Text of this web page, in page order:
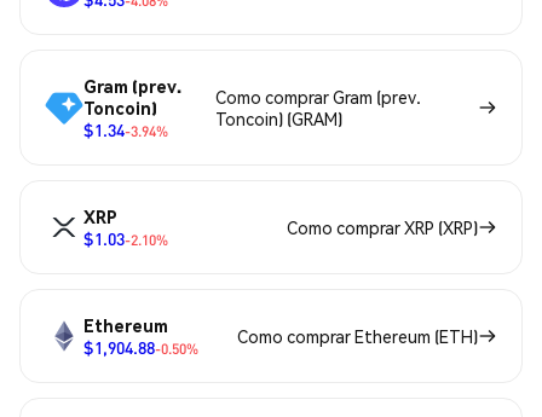
Gram (prev.
Toncoin)
$1.34-3.94%
Como comprar Gram (prev.
Toncoin) (GRAM)
XRP
$1.03-2.10%
Como comprar XRP (XRP)
Ethereum
$1,904.88-0.50%
Como comprar Ethereum (ETH)